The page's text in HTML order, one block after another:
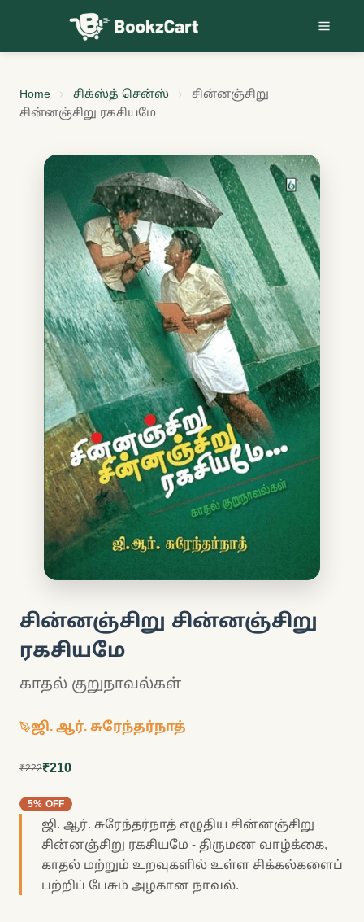
Skip to content
Home சிக்ஸ்த் சென்ஸ்
சின்னஞ்சிறு
சின்னஞ்சிறு ரகசியமே
சின்னஞ்சிறு சின்னஞ்சிறு
ரகசியமே
காதல் குறுநாவல்கள்
ஜி. ஆர். சுரேந்தர்நாத்
₹222₹210
5% OFF
ஜி. ஆர். சுரேந்தர்நாத் எழுதிய சின்னஞ்சிறு
சின்னஞ்சிறு ரகசியமே - திருமண வாழ்க்கை,
காதல் மற்றும் உறவுகளில் உள்ள சிக்கல்களைப்
பற்றிப் பேசும் அழகான நாவல்.